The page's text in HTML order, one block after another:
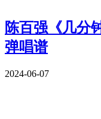
陈百强《几分
弹唱谱
2024-06-07